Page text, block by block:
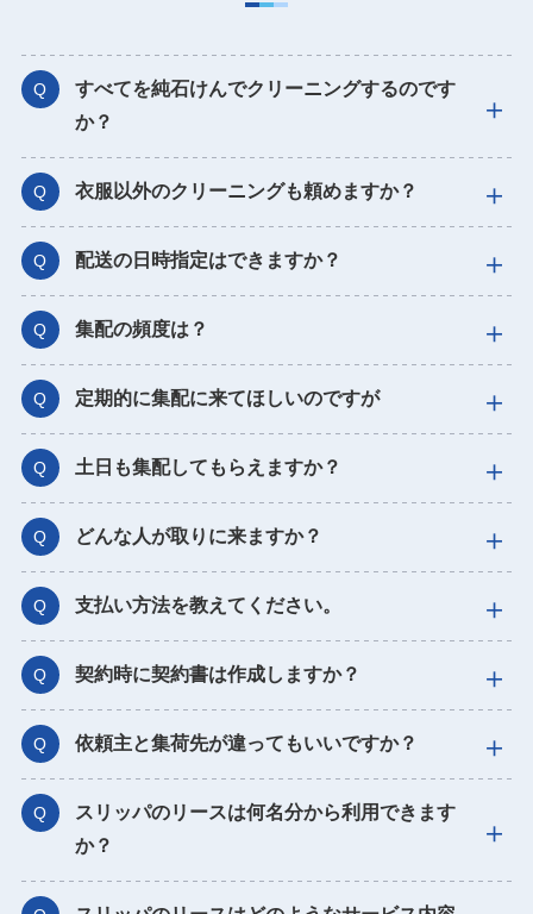
Q
すべてを純石けんでクリーニングするのです
か？
Q 衣服以外のクリーニングも頼めますか？
Q 配送の日時指定はできますか？
Q 集配の頻度は？
Q 定期的に集配に来てほしいのですが
Q 土日も集配してもらえますか？
Q どんな人が取りに来ますか？
Q 支払い方法を教えてください。
Q 契約時に契約書は作成しますか？
Q 依頼主と集荷先が違ってもいいですか？
Q
スリッパのリースは何名分から利用できます
か？